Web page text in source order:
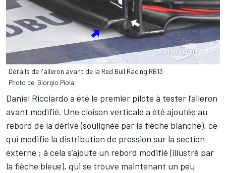
Détails de l'aileron avant de la Red Bull Racing RB13
Photo de: Giorgio Piola
Daniel Ricciardo a été le premier pilote à tester l’aileron
avant modifié. Une cloison verticale a été ajoutée au
rebord de la dérive (soulignée par la flèche blanche), ce
qui modifie la distribution de pression sur la section
externe ; à cela s’ajoute un rebord modifié (illustré par
la flèche bleue), qui se trouve maintenant un peu